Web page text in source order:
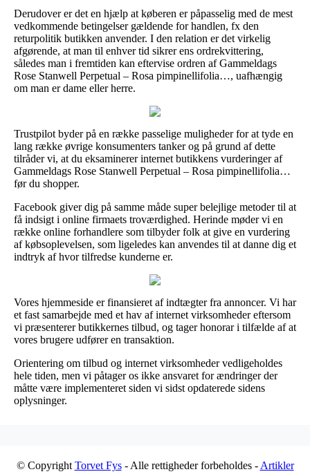
Derudover er det en hjælp at køberen er påpasselig med de mest
vedkommende betingelser gældende for handlen, fx den
returpolitik butikken anvender. I den relation er det virkelig
afgørende, at man til enhver tid sikrer ens ordrekvittering,
således man i fremtiden kan eftervise ordren af Gammeldags
Rose Stanwell Perpetual – Rosa pimpinellifolia…, uafhængig
om man er dame eller herre.
Trustpilot byder på en række passelige muligheder for at tyde en
lang række øvrige konsumenters tanker og på grund af dette
tilråder vi, at du eksaminerer internet butikkens vurderinger af
Gammeldags Rose Stanwell Perpetual – Rosa pimpinellifolia…
før du shopper.
Facebook giver dig på samme måde super belejlige metoder til at
få indsigt i online firmaets troværdighed. Herinde møder vi en
række online forhandlere som tilbyder folk at give en vurdering
af købsoplevelsen, som ligeledes kan anvendes til at danne dig et
indtryk af hvor tilfredse kunderne er.
Vores hjemmeside er finansieret af indtægter fra annoncer. Vi har
et fast samarbejde med et hav af internet virksomheder eftersom
vi præsenterer butikkernes tilbud, og tager honorar i tilfælde af at
vores brugere udfører en transaktion.
Orientering om tilbud og internet virksomheder vedligeholdes
hele tiden, men vi påtager os ikke ansvaret for ændringer der
måtte være implementeret siden vi sidst opdaterede sidens
oplysninger.
© Copyright Torvet Fys- Alle rettigheder forbeholdes - Artikler